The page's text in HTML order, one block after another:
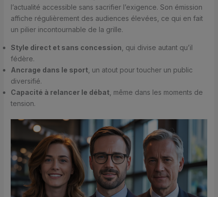
l’actualité accessible sans sacrifier l’exigence. Son émission
affiche régulièrement des audiences élevées, ce qui en fait
un pilier incontournable de la grille.
Style direct et sans concession , qui divise autant qu’il
fédère.
Ancrage dans le sport, un atout pour toucher un public
diversifié.
Capacité à relancer le débat, même dans les moments de
tension.